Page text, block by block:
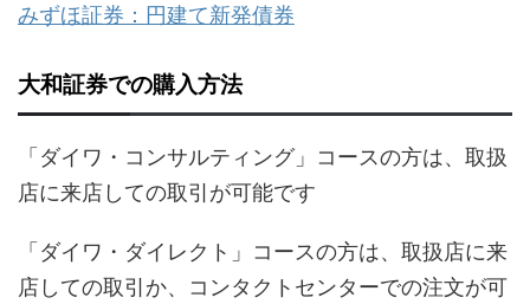
みずほ証券：円建て新発債券
大和証券での購入方法
「ダイワ・コンサルティング」コースの方は、取扱
店に来店しての取引が可能です
「ダイワ・ダイレクト」コースの方は、取扱店に来
店しての取引か、コンタクトセンターでの注文が可